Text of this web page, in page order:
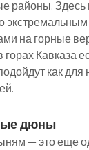
районы.
на горные
Кавказа
как для
дюны
— это еще